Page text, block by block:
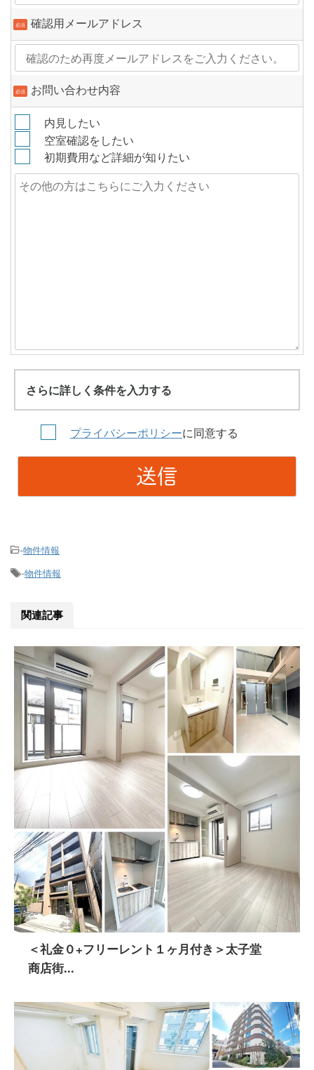
必須 確認用メールアドレス
必須 お問い合わせ内容
内見したい
空室確認をしたい
初期費用など詳細が知りたい
さらに詳しく条件を入力する
プライバシーポリシーに同意する
-物件情報
-物件情報
関連記事
＜礼金０+フリーレント１ヶ月付き＞太子堂
商店街...